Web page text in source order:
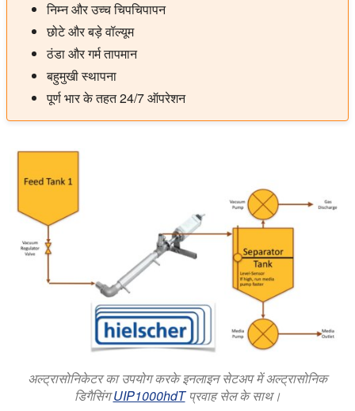
निम्न और उच्च चिपचिपापन
छोटे और बड़े वॉल्यूम
ठंडा और गर्म तापमान
बहुमुखी स्थापना
पूर्ण भार के तहत 24/7 ऑपरेशन
अल्ट्रासोनिकेटर का उपयोग करके इनलाइन सेटअप में अल्ट्रासोनिक
डिगैसिंगUIP1000hdTप्रवाह सेल के साथ।